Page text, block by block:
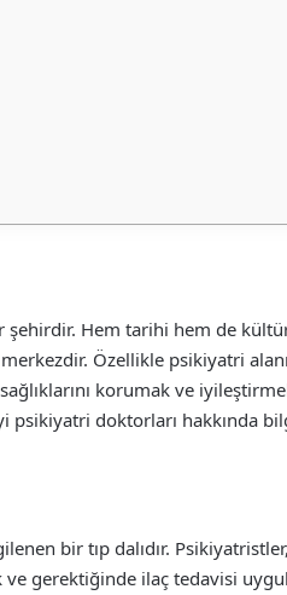
şehirdir. Hem tarihi hem de
Özellikle psikiyatri
korumak ve
psikiyatri doktorları hakkında
bir tıp dalıdır. Psikiyatristler,
gerektiğinde ilaç tedavisi